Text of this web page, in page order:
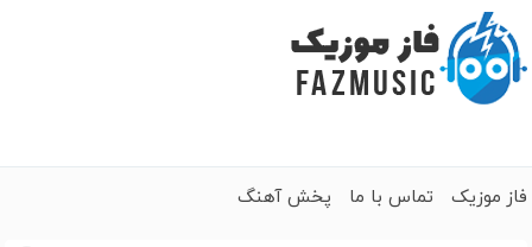
فاز موزیک تماس با ما پخش آهنگ